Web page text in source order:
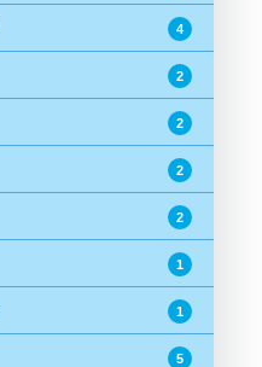
4
2
2
2
2
1
1
5